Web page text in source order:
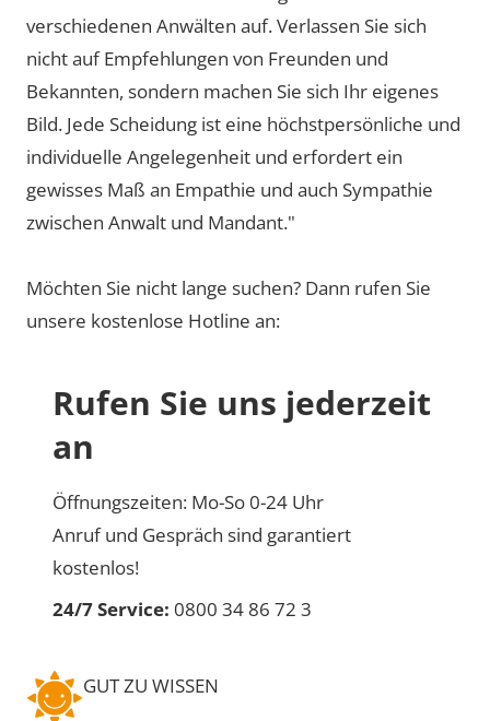
verschiedenen Anwälten auf. Verlassen Sie sich
nicht auf Empfehlungen von Freunden und
Bekannten, sondern machen Sie sich Ihr eigenes
Bild. Jede Scheidung ist eine höchstpersönliche und
individuelle Angelegenheit und erfordert ein
gewisses Maß an Empathie und auch Sympathie
zwischen Anwalt und Mandant."
Möchten Sie nicht lange suchen? Dann rufen Sie
unsere kostenlose Hotline an:
Rufen Sie uns jederzeit
an
Öffnungszeiten: Mo-So 0-24 Uhr
Anruf und Gespräch sind garantiert
kostenlos!
24/7 Service: 0800 34 86 72 3
GUT ZU WISSEN